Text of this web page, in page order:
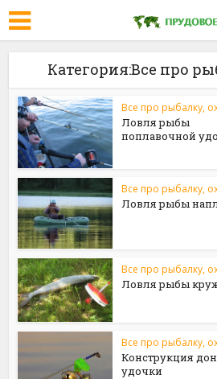
Категория:Все про
Все про рыбалку,
Ловля рыбы
поплавочной
Все про рыбалку,
Ловля рыбы
Все про рыбалку,
Ловля рыбы
Все про рыбалку,
Конструкция
удочки